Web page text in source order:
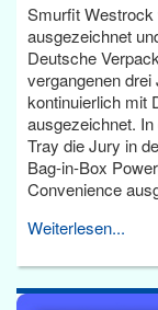
Smurfit Westrock
ausgezeichnet
Deutsche
vergangenen
kontinuierlich mit
ausgezeichnet.
Tray die Jury in
Bag-in-Box
Convenience
Weiterlesen...